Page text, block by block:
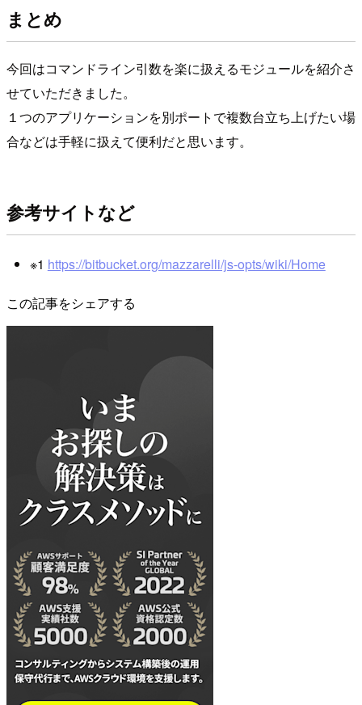
まとめ
今回はコマンドライン引数を楽に扱えるモジュールを紹介さ
せていただきました。
１つのアプリケーションを別ポートで複数台立ち上げたい場
合などは手軽に扱えて便利だと思います。
参考サイトなど
※1 https://bitbucket.org/mazzarelli/js-opts/wiki/Home
この記事をシェアする